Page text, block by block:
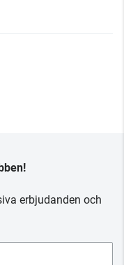
erbjudanden och